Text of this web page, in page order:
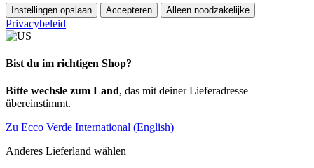
Instellingen opslaan Accepteren Alleen noodzakelijke
Privacybeleid
Bist du im richtigen Shop?
Bitte wechsle zum Land, das mit deiner Lieferadresse
übereinstimmt.
Zu Ecco Verde International (English)
Anderes Lieferland wählen